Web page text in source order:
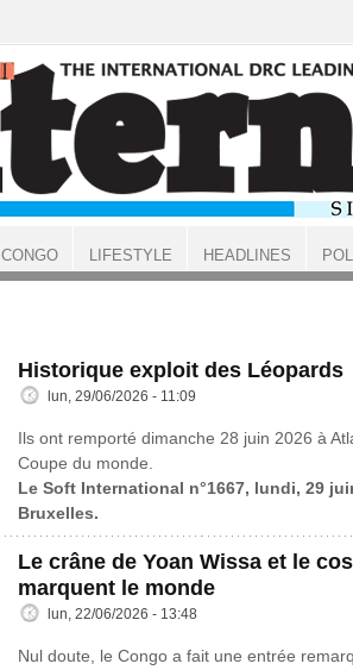
Historique exploit des Léopards
lun, 29/06/2026 - 11:09
Ils ont remporté dimanche 28 juin 2026 à
Coupe du monde.
Le Soft International n°1667, lundi, 29
Bruxelles.
Le crâne de Yoan Wissa et le
marquent le monde
lun, 22/06/2026 - 13:48
Nul doute, le Congo a fait une entrée
CONGO LIFESTYLE HEADLINES